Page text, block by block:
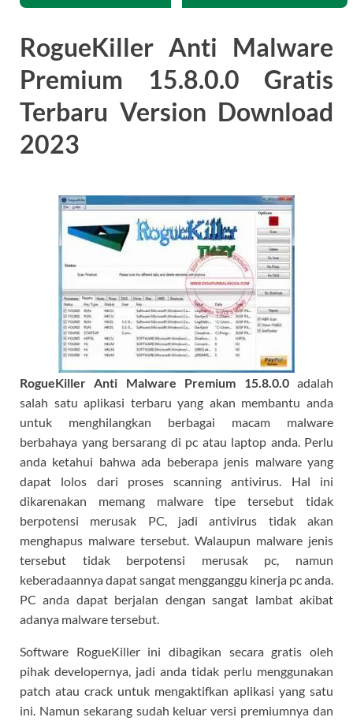
RogueKiller Anti Malware
Premium 15.8.0.0 Gratis
Terbaru Version Download
2023
RogueKiller Anti Malware Premium 15.8.0.0adalah
salah satu aplikasi terbaru yang akan membantu anda
untuk menghilangkan berbagai macam malware
berbahaya yang bersarang di pc atau laptop anda. Perlu
anda ketahui bahwa ada beberapa jenis malware yang
dapat lolos dari proses scanning antivirus. Hal ini
dikarenakan memang malware tipe tersebut tidak
berpotensi merusak PC, jadi antivirus tidak akan
menghapus malware tersebut. Walaupun malware jenis
tersebut tidak berpotensi merusak pc, namun
keberadaannya dapat sangat mengganggu kinerja pc anda.
PC anda dapat berjalan dengan sangat lambat akibat
adanya malware tersebut.
Software RogueKiller ini dibagikan secara gratis oleh
pihak developernya, jadi anda tidak perlu menggunakan
patch atau crack untuk mengaktifkan aplikasi yang satu
ini. Namun sekarang sudah keluar versi premiumnya dan